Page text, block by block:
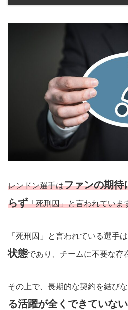
レンドン選手はファンの期待
らず「死刑囚」と言われていま
「死刑囚」と言われている選手
状態であり、チームに不要な存
その上で、長期的な契約を結び
る活躍が全くできていない